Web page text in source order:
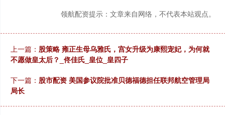
领航配资提示：文章来自网络，不代表本站观点。
上一篇： 股策略 雍正生母乌雅氏，宫女升级为康熙宠妃，为何就
不愿做皇太后？_佟佳氏_皇位_皇四子
下一篇： 股市配资 美国参议院批准贝德福德担任联邦航空管理局
局长